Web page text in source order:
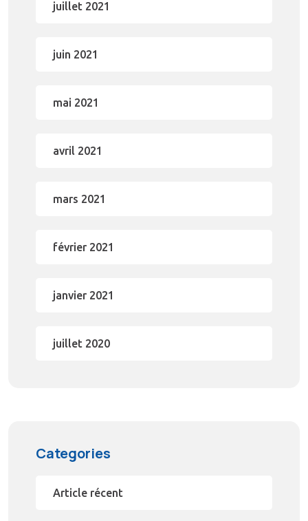
juillet 2021
juin 2021
mai 2021
avril 2021
mars 2021
février 2021
janvier 2021
juillet 2020
Categories
Article récent